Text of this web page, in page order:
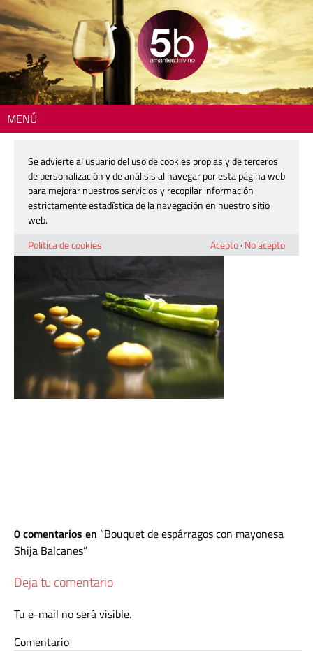
MENÚ
Bouquet de espárragos con
mayonesa Shija Balcanes
4 marzo, 2019
0 comentarios en Bouquet de espárragos con mayonesa
Shija Balcanes
Deja tu comentario
Tu e-mail no será visible.
Comentario
Se advierte al usuario del uso de cookies propias y de terceros
de personalización y de análisis al navegar por esta página web
para mejorar nuestros servicios y recopilar información
estrictamente estadística de la navegación en nuestro sitio
web.
Política de cookies
Acepto· No acepto